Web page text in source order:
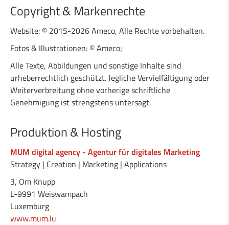
Copyright & Markenrechte
Website: © 2015-2026 Ameco, Alle Rechte vorbehalten.
Fotos & Illustrationen: © Ameco;
Alle Texte, Abbildungen und sonstige Inhalte sind
urheberrechtlich geschützt. Jegliche Vervielfältigung oder
Weiterverbreitung ohne vorherige schriftliche
Genehmigung ist strengstens untersagt.
Produktion & Hosting
MUM digital agency - Agentur für digitales Marketing
Strategy | Creation | Marketing | Applications
3, Om Knupp
L-9991 Weiswampach
Luxemburg
www.mum.lu